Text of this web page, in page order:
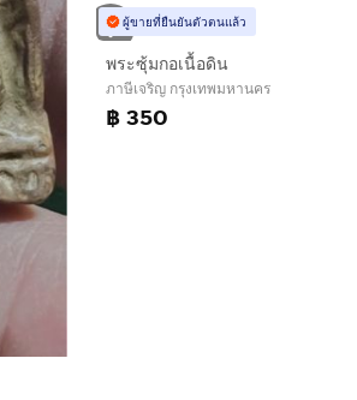
ผู้ขายที่ยืนยันตัวตนแล้ว
พระซุ้มกอเนื้อดิน
ภาษีเจริญ กรุงเทพมหานคร
฿ 350